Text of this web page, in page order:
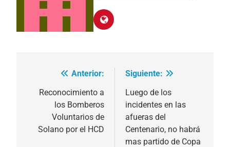
Navegación
de
entradas
Anterior:
Reconocimiento a
los Bomberos
Voluntarios de
Solano por el HCD
Siguiente:
Luego de los
incidentes en las
afueras del
Centenario, no habrá
mas partido de Copa